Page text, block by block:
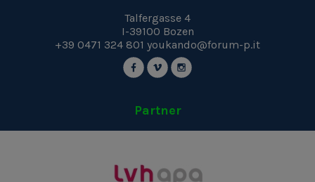
Talfergasse 4
I-39100 Bozen
+39 0471 324 801 youkando@forum-p.it
Partner